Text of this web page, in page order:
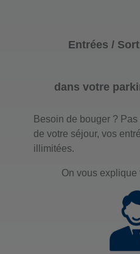
Entrées /
dans votre
Besoin de bouger ?
de votre séjour, vos
illimitées.
On vous explique